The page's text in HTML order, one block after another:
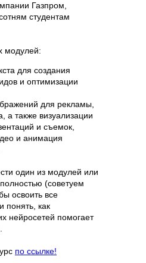
Газпром,
студентам
модулей:
для создания
и оптимизации
для рекламы,
а также визуализации
и съемок,
и анимация
один из модулей или
(советуем
освоить все
понять, как
нейросетей помогает
по ссылке!